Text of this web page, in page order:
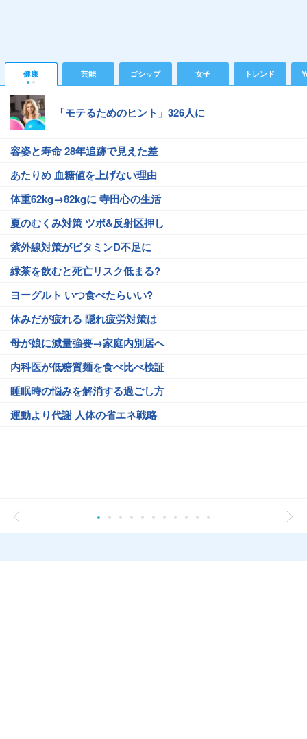
健康 芸能 ゴシップ 女子 トレンド
「モテるためのヒント」326人に
容姿と寿命 28年追跡で見えた差
あたりめ 血糖値を上げない理由
体重62kg→82kgに 寺田心の生活
夏のむくみ対策 ツボ&反射区押し
紫外線対策がビタミンD不足に
緑茶を飲むと死亡リスク低まる?
ヨーグルト いつ食べたらいい?
休みだが疲れる 隠れ疲労対策は
母が娘に減量強要→家庭内別居へ
内科医が低糖質麺を食べ比べ検証
睡眠時の悩みを解消する過ごし方
運動より代謝 人体の省エネ戦略